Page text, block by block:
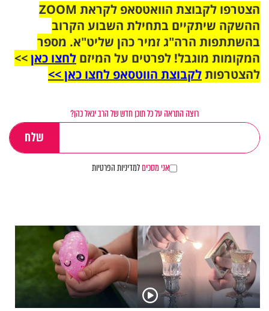
הצטרפו לקבוצת הוואטסאפ לקראת ZOOM
ההשקה שיתקיים בתחילת השבוע הקרוב
בהשתתפות הרה"ג זמיר כהן שליט"א. מספר
המקומות מוגבל! לפרטים על המיזם לחצו כאן>>
להצטרפותלקבוצת הווטסאפ לחצו כאן >>
רוצה התראה על כל תוכן חדש של הרב יגאל כהן?
אני מסכיםלמדיניות הפרטיות